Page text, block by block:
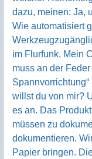
dazu, meinen: Ja,
Wie automatisiert
im Flurfunk. Mein
muss an der
willst du von mir?
es an. Das
müssen zu
dokumentieren.
Papier bringen.